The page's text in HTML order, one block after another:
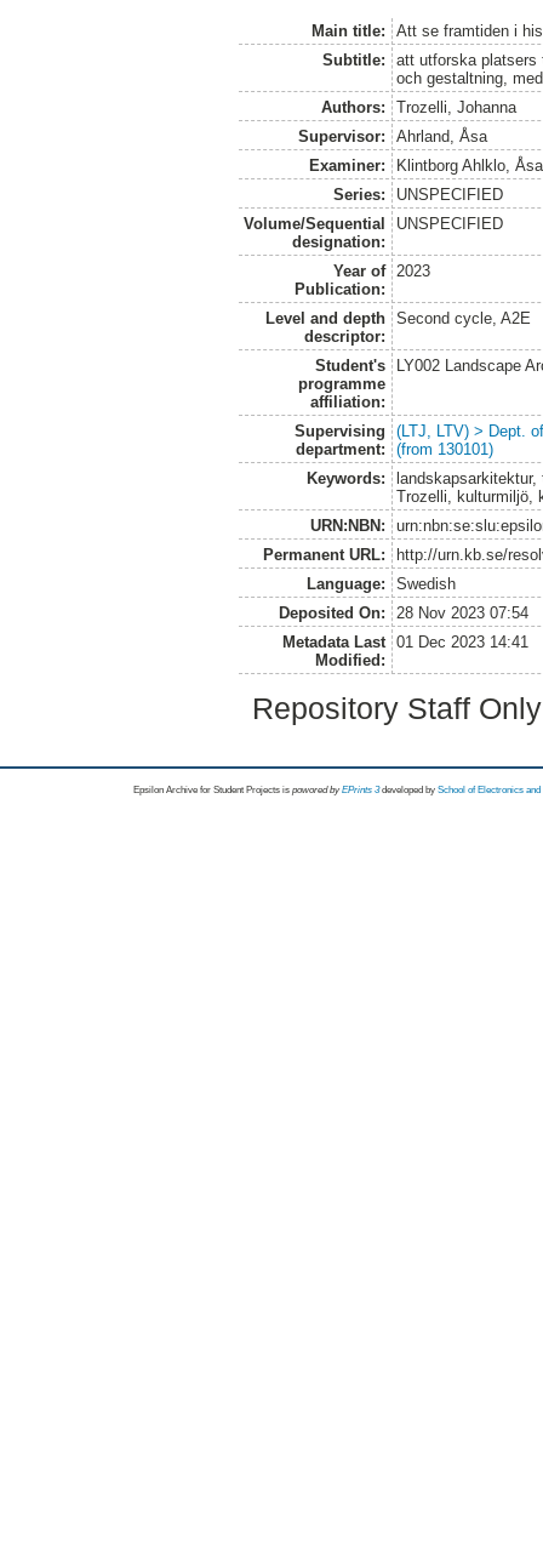
Main title:
Att se framtiden i
Subtitle:
att utforska platsers
och gestaltning,
Authors:
Trozelli, Johanna
Supervisor:
Ahrland, Åsa
Examiner:
Klintborg Ahlklo, Åsa
Series:
UNSPECIFIED
Volume/Sequential
designation:
UNSPECIFIED
Year of
Publication:
2023
Level and depth
descriptor:
Second cycle, A2E
Student's
programme
affiliation:
LY002 Landscape
Supervising
department:
(LTJ, LTV) > Dept.
(from 130101)
Keywords:
Trozelli, kulturmiljö,
URN:NBN:
Permanent URL:
http://urn.kb.se/
Language:
Swedish
Deposited On:
28 Nov 2023 07:54
Metadata Last
Modified:
01 Dec 2023 14:41
Repository Staff
Epsilon Archive for Student Projects is powored byEPrints 3 developed by School of Electronics